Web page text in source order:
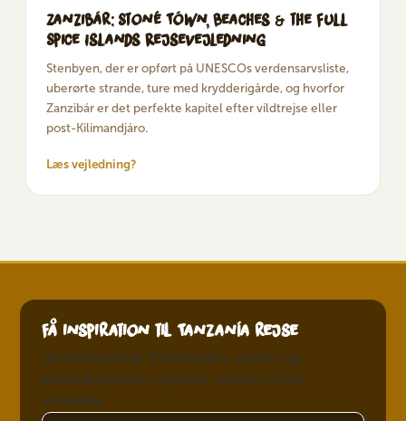
Zanzibár: Stoné Tówn, Beaches & the Full
Spice Islands Rejsevejledning
Stenbyen, der er opført på UNESCOs verdensarvsliste,
uberørte strande, ture med krydderigårde, og hvorfor
Zanzibár er det perfekte kapitel efter vildtrejse eller
post-Kilimandjáro.
Læs vejledning?
Få inspiration til Tanzanía rejse
dyrelivsrejsetip, Kilimanyáro-guider og
sæsonbestemte rejseråd. Leveret til din
indbakke.